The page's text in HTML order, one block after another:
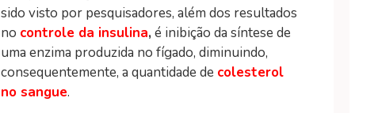
sido visto por pesquisadores, além dos resultados
no controle da insulina, é inibição da síntese de
uma enzima produzida no fígado, diminuindo,
consequentemente, a quantidade de colesterol
no sangue.